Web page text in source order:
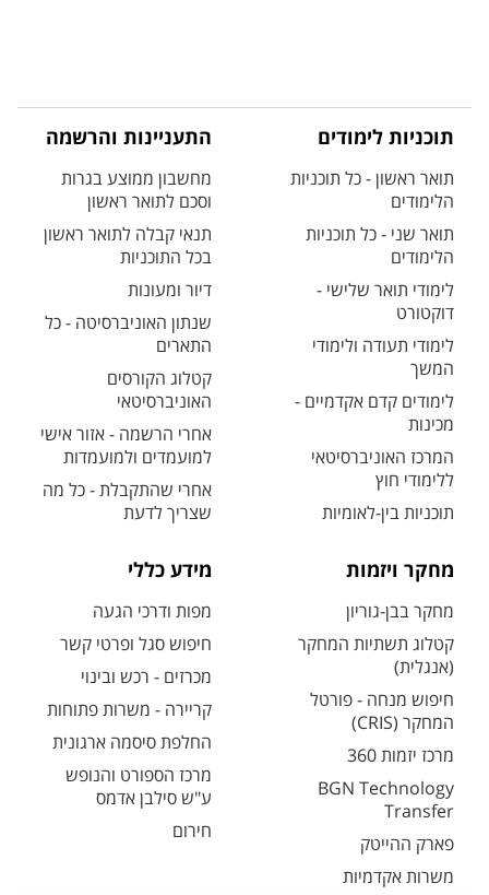
תוכניות לימודים
תואר ראשון - כל תוכניות
הלימודים
תואר שני - כל תוכניות
הלימודים
לימודי תואר שלישי -
דוקטורט
לימודי תעודה ולימודי
המשך
לימודים קדם אקדמיים -
מכינות
המרכז האוניברסיטאי
ללימודי חוץ
תוכניות בין-לאומיות
התעניינות והרשמה
מחשבון ממוצע בגרות
וסכם לתואר ראשון
תנאי קבלה לתואר ראשון
בכל התוכניות
דיור ומעונות
שנתון האוניברסיטה - כל
התארים
קטלוג הקורסים
האוניברסיטאי
אחרי הרשמה - אזור אישי
למועמדים ולמועמדות
אחרי שהתקבלת - כל מה
שצריך לדעת
מחקר ויזמות
מחקר בבן-גוריון
קטלוג תשתיות המחקר
(אנגלית)
חיפוש מנחה - פורטל
המחקר (CRIS)
מרכז יזמות 360
BGN Technology
Transfer
פארק ההייטק
משרות אקדמיות
מידע כללי
מפות ודרכי הגעה
חיפוש סגל ופרטי קשר
מכרזים - רכש ובינוי
קריירה - משרות פתוחות
החלפת סיסמה ארגונית
מרכז הספורט והנופש
ע"ש סילבן אדמס
חירום